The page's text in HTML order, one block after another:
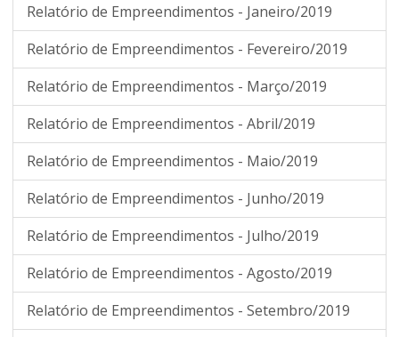
Relatório de Empreendimentos - Janeiro/2019
Relatório de Empreendimentos - Fevereiro/2019
Relatório de Empreendimentos - Março/2019
Relatório de Empreendimentos - Abril/2019
Relatório de Empreendimentos - Maio/2019
Relatório de Empreendimentos - Junho/2019
Relatório de Empreendimentos - Julho/2019
Relatório de Empreendimentos - Agosto/2019
Relatório de Empreendimentos - Setembro/2019